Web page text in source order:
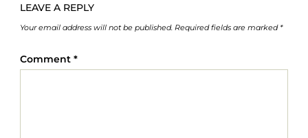
LEAVE A REPLY
Your email address will not be published. Required fields are marked *
Comment *